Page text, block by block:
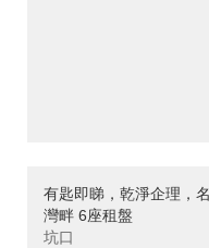
有匙即睇，乾淨企理，
灣畔 6座租盤
坑口